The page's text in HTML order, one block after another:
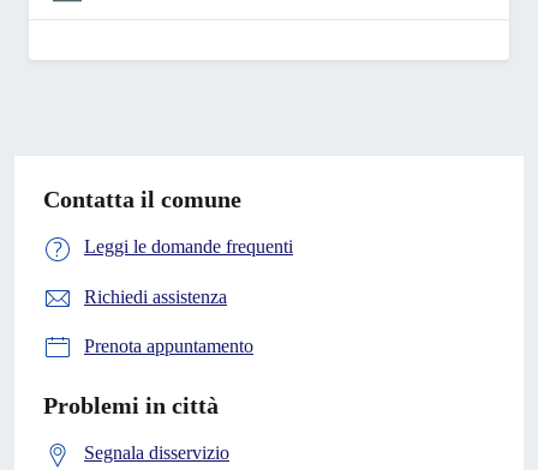
Contatta il comune
Leggi le domande frequenti
Richiedi assistenza
Prenota appuntamento
Problemi in città
Segnala disservizio